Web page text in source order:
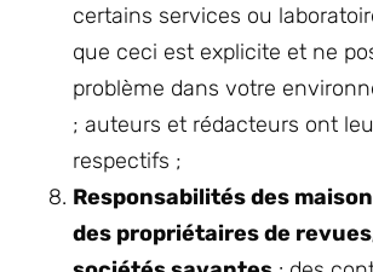
certains services ou
que ceci est explicite et ne
problème dans votre
; auteurs et rédacteurs ont
respectifs ;
Responsabilités des
des propriétaires de